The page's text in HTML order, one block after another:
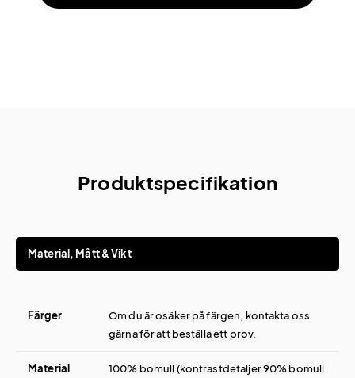
Produktspecifikation
Material, Mått & Vikt
Färger
Om du är osäker på färgen, kontakta oss
gärna för att beställa ett prov.
Material
100% bomull (kontrastdetaljer 90% bomull